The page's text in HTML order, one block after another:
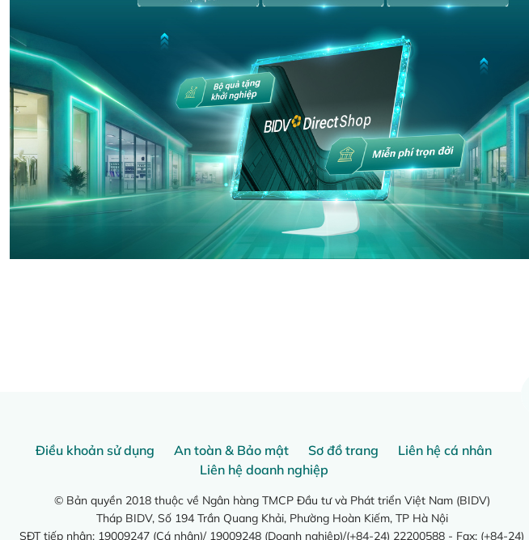
Điều khoản sử dụng An toàn & Bảo mật Sơ đồ trang
Liên hệ cá nhân
Liên hệ doanh nghiệp
© Bản quyền 2018 thuộc về Ngân hàng TMCP Đầu tư và Phát triển Việt Nam (BIDV)
Tháp BIDV, Số 194 Trần Quang Khải, Phường Hoàn Kiếm, TP Hà Nội
SĐT tiếp nhận: 19009247 (Cá nhân)/ 19009248 (Doanh nghiệp)/(+84-24) 22200588 - Fax: (+84-24)